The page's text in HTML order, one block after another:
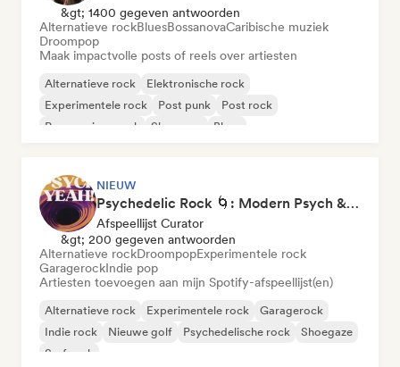
&gt; 1400 gegeven antwoorden
Alternatieve rockBluesBossanovaCaribische muziek
Droompop
Maak impactvolle posts of reels over artiesten
Alternatieve rock
Elektronische rock
Experimentele rock
Post punk
Post rock
Progressieve rock
Shoegaze Blues
NIEUW
Psychedelic Rock 🌀: Modern Psych & Turkish Vibes
Afspeellijst Curator
&gt; 200 gegeven antwoorden
Alternatieve rockDroompopExperimentele rock
GaragerockIndie pop
Artiesten toevoegen aan mijn Spotify-afspeellijst(en)
Alternatieve rock Experimentele rock
Garagerock
Indie rock
Nieuwe golf Psychedelische rock
Shoegaze
Surf rock